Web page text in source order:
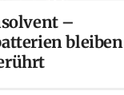
–
bleiben